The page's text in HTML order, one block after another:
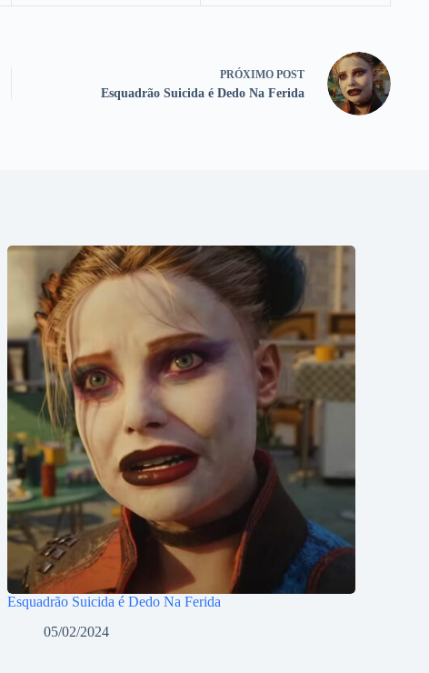
PRÓXIMO POST
Esquadrão Suicida é Dedo Na Ferida
Esquadrão Suicida é Dedo Na Ferida
05/02/2024